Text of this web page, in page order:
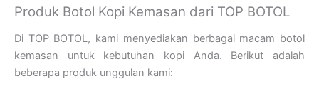
Produk Botol Kopi Kemasan dari TOP BOTOL
Di TOP BOTOL, kami menyediakan berbagai macam botol
kemasan untuk kebutuhan kopi Anda. Berikut adalah
beberapa produk unggulan kami: